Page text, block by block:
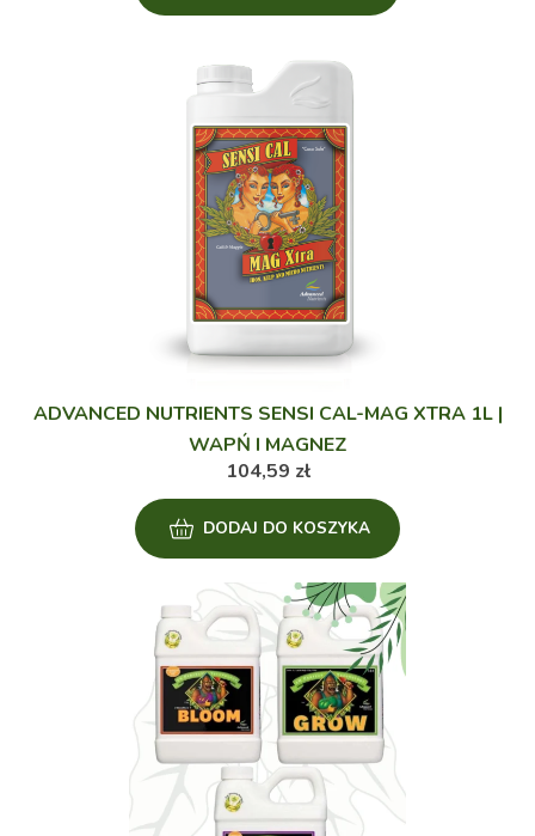
ADVANCED NUTRIENTS SENSI CAL-MAG XTRA 1L |
WAPŃ I MAGNEZ
104,59 zł
DODAJ DO KOSZYKA